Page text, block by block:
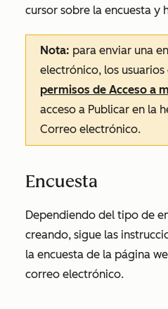
cursor sobre la encuesta y
Nota: para enviar una
electrónico, los
permisos de Acceso a
acceso a Publicar en la
Correo electrónico.
Encuesta
Dependiendo del tipo de
creando, sigue las
la encuesta de la página
correo electrónico.